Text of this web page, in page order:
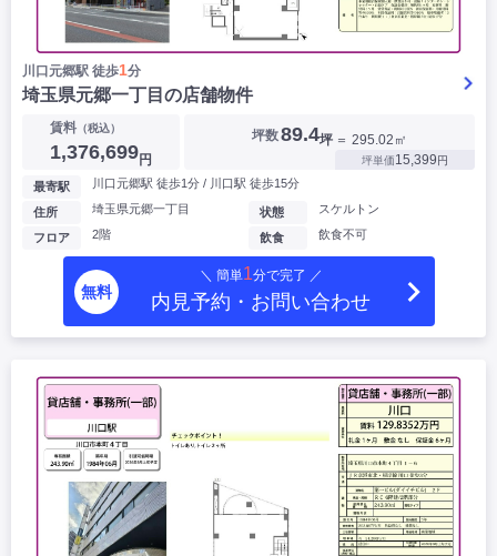
川口元郷駅 徒歩1分
埼玉県元郷一丁目の店舗物件
賃料 （税込）
1,376,699円
坪数89.4坪 ＝ 295.02㎡
坪単価15,399円
最寄駅 川口元郷駅 徒歩1分 / 川口駅 徒歩15分
住所 埼玉県元郷一丁目
フロア 2階
状態 スケルトン
飲食 飲食不可
無料
＼ 簡単1分で完了 ／
内見予約・お問い合わせ